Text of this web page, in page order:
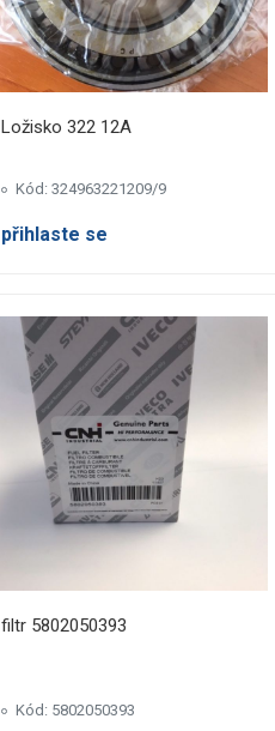
Ložisko 322 12A
Kód: 324963221209/9
přihlaste se
filtr 5802050393
Kód: 5802050393